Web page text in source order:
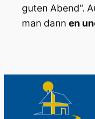
guten Abend“.
man dann en